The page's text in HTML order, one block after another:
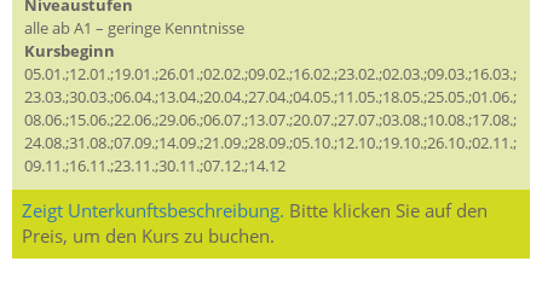
Niveaustufen
alle ab A1 – geringe Kenntnisse
Kursbeginn
05.01.;12.01.;19.01.;26.01.;02.02.;09.02.;16.02.;23.02.;02.03.;09.03.;16.03.;
23.03.;30.03.;06.04.;13.04.;20.04.;27.04.;04.05.;11.05.;18.05.;25.05.;01.06.;
08.06.;15.06.;22.06.;29.06.;06.07.;13.07.;20.07.;27.07.;03.08.;10.08.;17.08.;
24.08.;31.08.;07.09.;14.09.;21.09.;28.09.;05.10.;12.10.;19.10.;26.10.;02.11.;
09.11.;16.11.;23.11.;30.11.;07.12.;14.12
Zeigt Unterkunftsbeschreibung. Bitte klicken Sie auf den
Preis, um den Kurs zu buchen.